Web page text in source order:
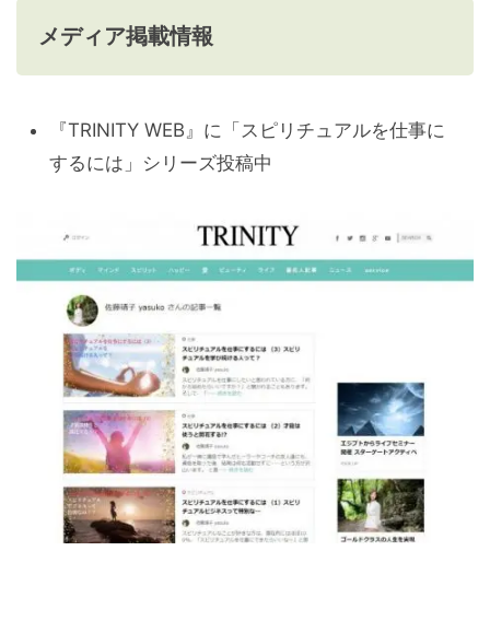
メディア掲載情報
『TRINITY WEB』に「スピリチュアルを仕事に
するには」シリーズ投稿中